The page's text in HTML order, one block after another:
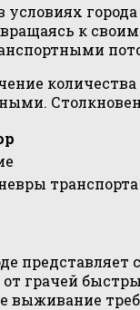
условиях
к
транспорта
грачей
выживание